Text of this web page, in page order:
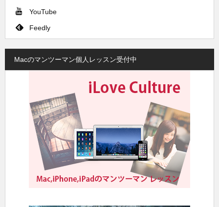
YouTube
Feedly
Macのマンツーマン個人レッスン受付中